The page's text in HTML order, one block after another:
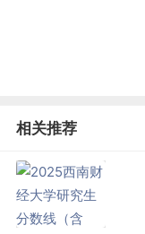
相关推荐